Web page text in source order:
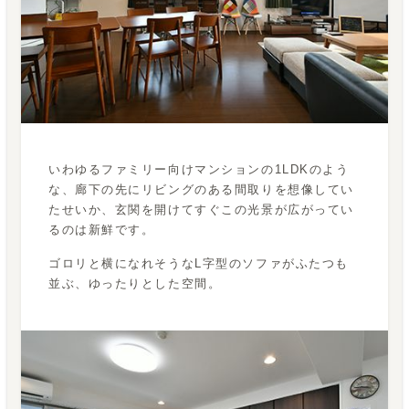
いわゆるファミリー向けマンションの1LDKのよう
な、廊下の先にリビングのある間取りを想像してい
たせいか、玄関を開けてすぐこの光景が広がってい
るのは新鮮です。
ゴロリと横になれそうなL字型のソファがふたつも
並ぶ、ゆったりとした空間。